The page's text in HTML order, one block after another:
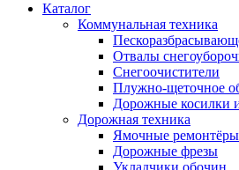
Каталог
Коммунальная техника
Отвалы
Снегоочистители
Плужно-щеточное
Дорожные косилки
Дорожная техника
Ямочные ремонтёры
Дорожные фрезы
Укладчики обочин